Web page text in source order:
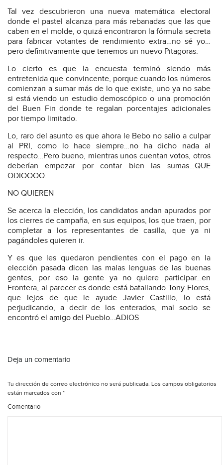
Tal vez descubrieron una nueva matemática electoral
donde el pastel alcanza para más rebanadas que las que
caben en el molde, o quizá encontraron la fórmula secreta
para fabricar votantes de rendimiento extra…no sé yo…
pero definitivamente que tenemos un nuevo Pitagoras.
Lo cierto es que la encuesta terminó siendo más
entretenida que convincente, porque cuando los números
comienzan a sumar más de lo que existe, uno ya no sabe
si está viendo un estudio demoscópico o una promoción
del Buen Fin donde te regalan porcentajes adicionales
por tiempo limitado.
Lo, raro del asunto es que ahora le Bebo no salio a culpar
al PRI, como lo hace siempre…no ha dicho nada al
respecto…Pero bueno, mientras unos cuentan votos, otros
deberían empezar por contar bien las sumas…QUE
ODIOOOO.
NO QUIEREN
Se acerca la elección, los candidatos andan apurados por
los cierres de campaña, en sus equipos, los que traen, por
completar a los representantes de casilla, que ya ni
pagándoles quieren ir.
Y es que les quedaron pendientes con el pago en la
elección pasada dicen las malas lenguas de las buenas
gentes, por eso la gente ya no quiere participar…en
Frontera, al parecer es donde está batallando Tony Flores,
que lejos de que le ayude Javier Castillo, lo está
perjudicando, a decir de los enterados, mal socio se
encontró el amigo del Pueblo…ADIOS
Deja un comentario
Tu dirección de correo electrónico no será publicada. Los campos obligatorios
están marcados con *
Comentario